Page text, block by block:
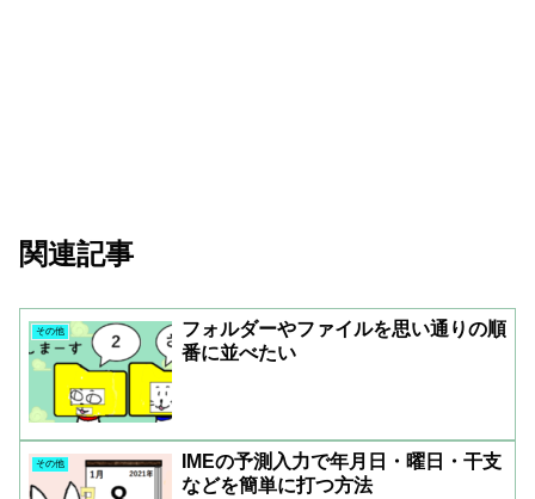
関連記事
その他
フォルダーやファイルを思い通りの順
番に並べたい
その他
IMEの予測入力で年月日・曜日・干支
などを簡単に打つ方法